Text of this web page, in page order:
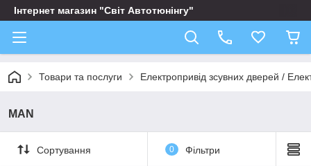
Інтернет магазин "Світ Автотюнінгу"
Товари та послуги Електропривід зсувних дверей /
MAN
Сортування 0 Фільтри